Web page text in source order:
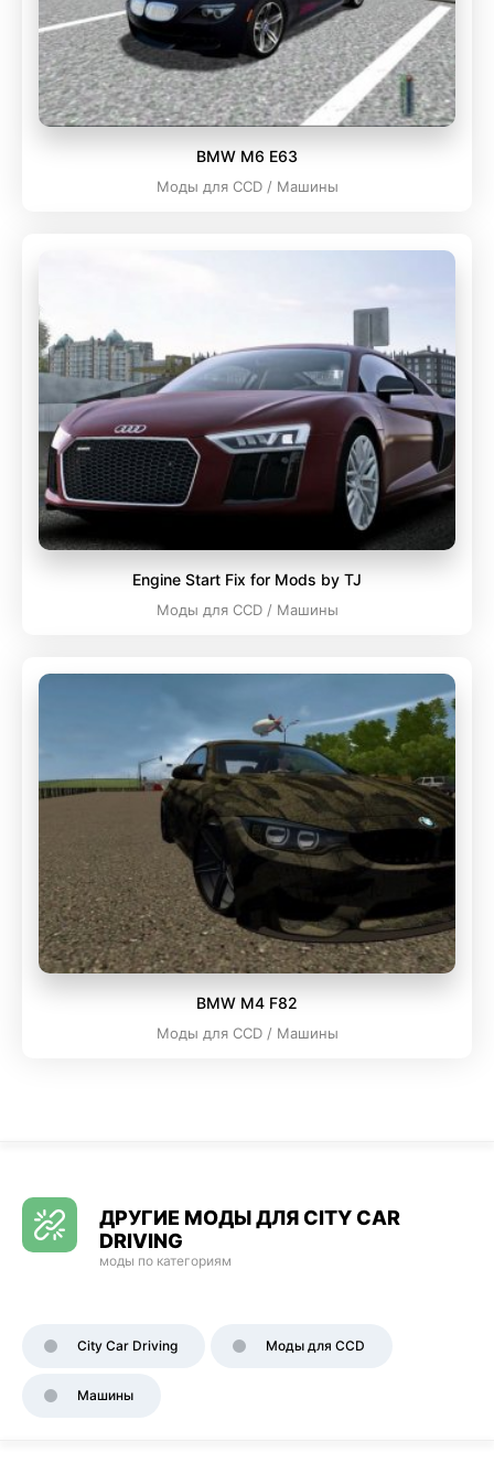
BMW M6 E63
Моды для CCD / Машины
Engine Start Fix for Mods by TJ
Моды для CCD / Машины
BMW M4 F82
Моды для CCD / Машины
ДРУГИЕ МОДЫ ДЛЯ CITY CAR
DRIVING
моды по категориям
City Car Driving Моды для CCD
Машины